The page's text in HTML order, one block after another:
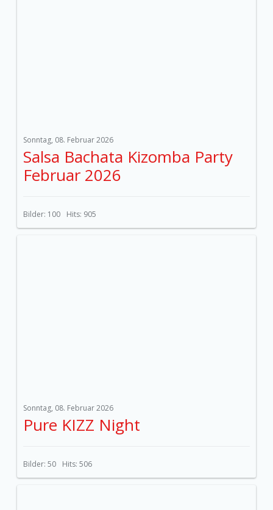
Sonntag, 08. Februar 2026
Salsa Bachata Kizomba Party
Februar 2026
Bilder: 100 Hits: 905
Sonntag, 08. Februar 2026
Pure KIZZ Night
Bilder: 50 Hits: 506